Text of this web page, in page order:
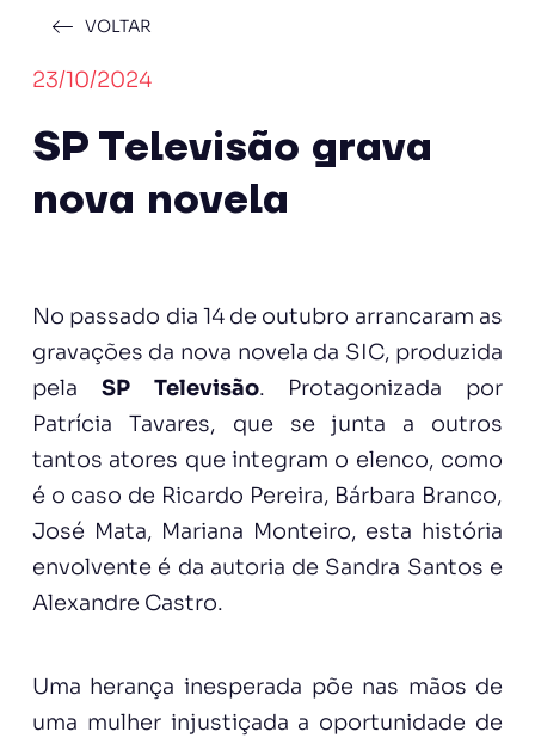
VOLTAR
23/10/2024
SP Televisão grava
nova novela
No passado dia 14 de outubro arrancaram as
gravações da nova novela da SIC, produzida
pela SP Televisão. Protagonizada por
Patrícia Tavares, que se junta a outros
tantos atores que integram o elenco, como
é o caso de Ricardo Pereira, Bárbara Branco,
José Mata, Mariana Monteiro, esta história
envolvente é da autoria de Sandra Santos e
Alexandre Castro.
Uma herança inesperada põe nas mãos de
uma mulher injustiçada a oportunidade de